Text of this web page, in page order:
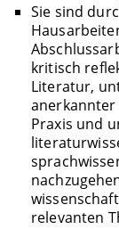
Sie sind
kritisch
Literatur,
Praxis und
relevanten